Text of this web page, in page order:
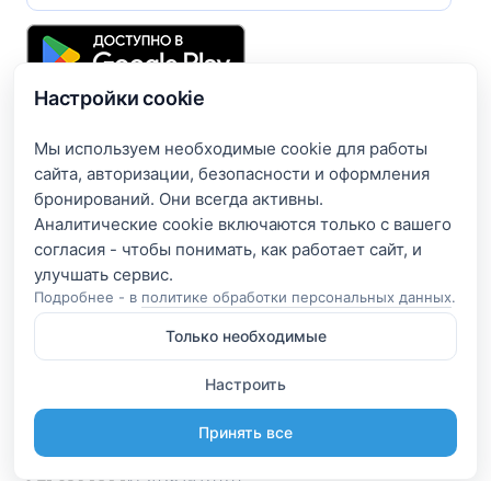
Настройки cookie
Мы используем необходимые cookie для работы
сайта, авторизации, безопасности и оформления
бронирований. Они всегда активны.
Аналитические cookie включаются только с вашего
согласия - чтобы понимать, как работает сайт, и
Подробнее - в политике обработки персональных данных.
Только необходимые
Настроить
Принять все
предложениям
Введите свой электронный адрес, чтобы получить доступ
к скидкам только для подписчиков. Новые акции и
эксклюзивные предложения будут приходить сразу на
вашу почту!
Я согласен на обработку e-mail и получение рассылки
согласно Политике конфиденциальности